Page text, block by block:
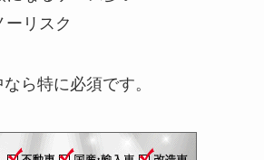
リスク
ら特に必須です。